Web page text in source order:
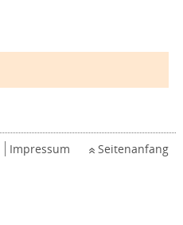
Impressum Seitenanfang